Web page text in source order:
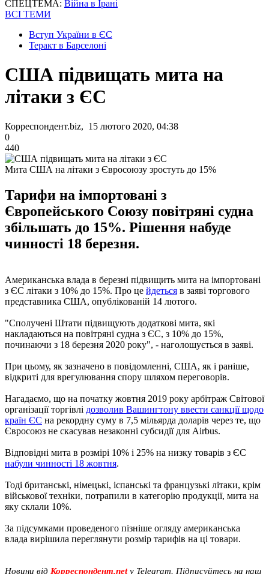
СПЕЦТЕМА: Війна в Ірані
ВСІ ТЕМИ
Вступ України в ЄС
Теракт в Барселоні
США підвищать мита на
літаки з ЄС
Корреспондент.biz, 15 лютого 2020, 04:38
0
440
Мита США на літаки з Євросоюзу зростуть до 15%
Тарифи на імпортовані з
Європейського Союзу повітряні судна
збільшать до 15%. Рішення набуде
чинності 18 березня.
Американська влада в березні підвищить мита на імпортовані
з ЄС літаки з 10% до 15%. Про це йдеться в заяві торгового
представника США, опублікованій 14 лютого.
"Сполучені Штати підвищують додаткові мита, які
накладаються на повітряні судна з ЄС, з 10% до 15%,
починаючи з 18 березня 2020 року", - наголошується в заяві.
При цьому, як зазначено в повідомленні, США, як і раніше,
відкриті для врегулювання спору шляхом переговорів.
Нагадаємо, що на початку жовтня 2019 року арбітраж Світової
організації торгівлі дозволив Вашингтону ввести санкції щодо
країн ЄС на рекордну суму в 7,5 мільярда доларів через те, що
Євросоюз не скасував незаконні субсидії для Airbus.
Відповідні мита в розмірі 10% і 25% на низку товарів з ЄС
набули чинності 18 жовтня.
Тоді британські, німецькі, іспанські та французькі літаки, крім
військової техніки, потрапили в категорію продукції, мита на
яку склали 10%.
За підсумками проведеного пізніше огляду американська
влада вирішила переглянути розмір тарифів на ці товари.
Новини від Корреспондент.net у Telegram. Підписуйтесь на наш